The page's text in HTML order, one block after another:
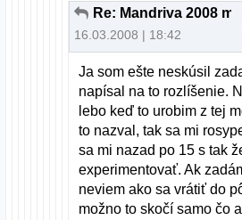
16.03.2008 | 18:42
Ja som ešte neskúsil
napísal na to rozlíšenie.
lebo keď to urobim z tej
to nazval, tak sa mi
sa mi nazad po 15 s tak
experimentovať. Ak
neviem ako sa vrátiť do
možno to skočí samo čo